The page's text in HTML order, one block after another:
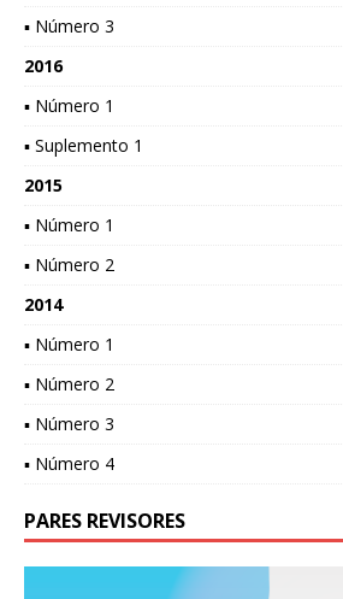
▪ Número 3
2016
▪ Número 1
▪ Suplemento 1
2015
▪ Número 1
▪ Número 2
2014
▪ Número 1
▪ Número 2
▪ Número 3
▪ Número 4
PARES REVISORES